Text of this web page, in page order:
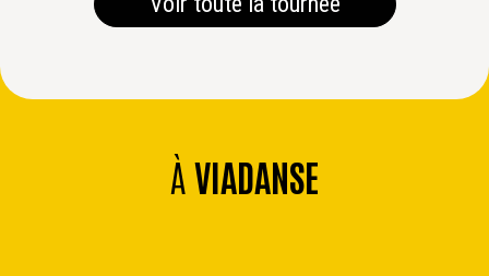
Voir toute la tournée
À VIADANSE